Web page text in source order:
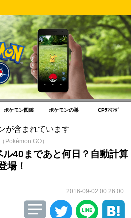
ポケモン図鑑 ポケモンの巣 CPﾗﾝｷﾝｸﾞ
が含まれています
Pokémon GO）
ル40まであと何日？自動計算
場！
2016-09-02 00:26:00